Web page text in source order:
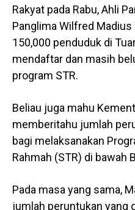
Rakyat pada Rabu, Ahli
Panglima Wilfred Madius
150,000 penduduk di
mendaftar dan masih
program STR.
Beliau juga mahu
memberitahu jumlah
bagi melaksanakan
Rahmah (STR) di bawah
Pada masa yang sama,
jumlah peruntukan yang